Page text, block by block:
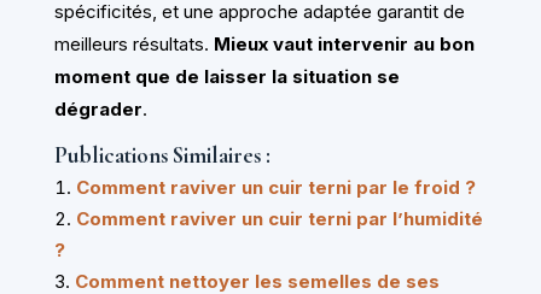
spécificités, et une approche adaptée garantit de
meilleurs résultats. Mieux vaut intervenir au bon
moment que de laisser la situation se
dégrader.
Publications Similaires :
Comment raviver un cuir terni par le froid ?
Comment raviver un cuir terni par l’humidité
?
Comment nettoyer les semelles de ses